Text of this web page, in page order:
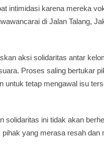
intimidasi karena mereka
di Jalan Talang,
aksi solidaritas antar
Proses saling bertukar
untuk tetap mengawal isu
solidaritas ini tidak akan
yang merasa resah